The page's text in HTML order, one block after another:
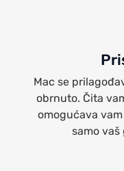
Mac se
obrnuto. Čita
omogućava
samo vaš